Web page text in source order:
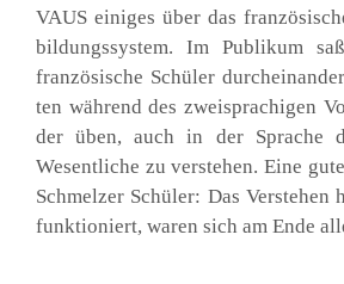
VAUS eini­ges über das
bil­dungs­sys­tem. Im Publi­kum
fran­zö­si­sche Schü­ler
ten wäh­rend des zwei­spra­chi­gen
der üben, auch in der Spra­che
Wesent­li­che zu ver­ste­hen. Eine
Schmel­zer Schü­ler: Das Ver­ste­hen
funk­tio­niert, waren sich am Ende